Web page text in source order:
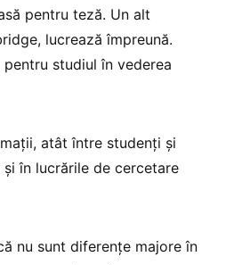
pentru teză. Un alt
lucrează împreună.
studiul în vederea
atât între studenți și
în lucrările de cercetare
nu sunt diferențe majore în